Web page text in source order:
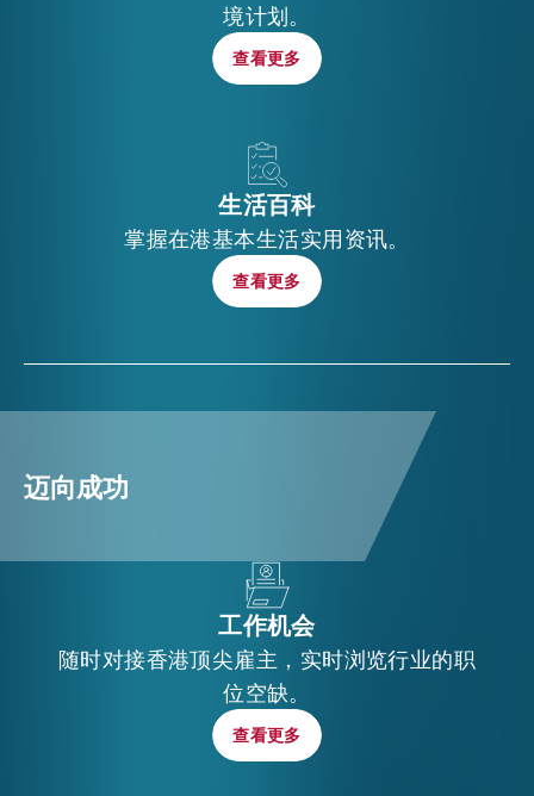
境计划。
查看更多
查看更多
生活百科
掌握在港基本生活实用资讯。
查看更多
查看更多
迈向成功
工作机会
随时对接香港顶尖雇主，实时浏览行业的职
位空缺。
查看更多
查看更多